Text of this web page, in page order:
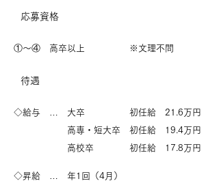
応募資格
①～④ 高卒以上 ※文理不問
待遇
◇給与 … 大卒 初任給 21.6万円
高専・短大卒 初任給 19.4万円
高校卒 初任給 17.8万円
◇昇給 … 年1回（4月）